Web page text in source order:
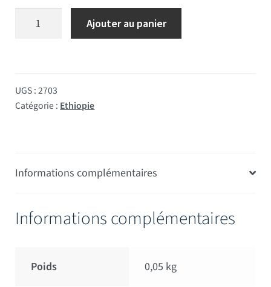
quantité de Drapeau de table Ethiopie socle bois
Ajouter au panier
UGS :2703
Catégorie : Ethiopie
Informations complémentaires
Informations complémentaires
Poids 0,05 kg